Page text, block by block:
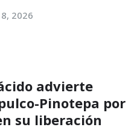
2026
advierte
Pinotepa por
su liberación